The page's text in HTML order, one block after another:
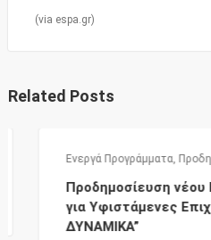
(via espa.gr)
Related Posts
Ενεργά Προγράμματα,
Προδημοσίευση νέου
για Υφιστάμενες
ΔΥΝΑΜΙΚΑ”